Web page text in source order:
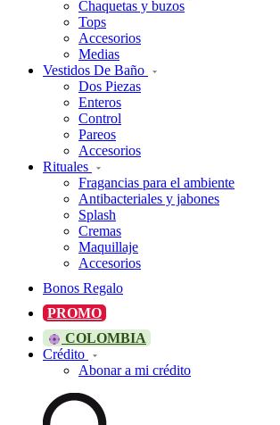
Chaquetas y buzos
Tops
Accesorios
Medias
Vestidos De Baño
Dos Piezas
Enteros
Control
Pareos
Accesorios
Rituales
Fragancias para el ambiente
Antibacteriales y jabones
Splash
Cremas
Maquillaje
Accesorios
Bonos Regalo
PROMO
COLOMBIA
Crédito
Abonar a mi crédito